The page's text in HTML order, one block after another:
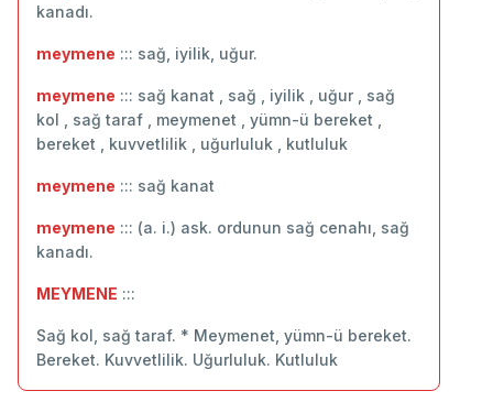
kanadı.
meymene ::: sağ, iyilik, uğur.
meymene ::: sağ kanat , sağ , iyilik , uğur , sağ
kol , sağ taraf , meymenet , yümn-ü bereket ,
bereket , kuvvetlilik , uğurluluk , kutluluk
meymene ::: ‬sağ kanat
meymene ::: (a. i.) ask. ordunun sağ cenahı, sağ
kanadı.
MEYMENE :::
Sağ kol, sağ taraf. * Meymenet, yümn-ü bereket.
Bereket. Kuvvetlilik. Uğurluluk. Kutluluk